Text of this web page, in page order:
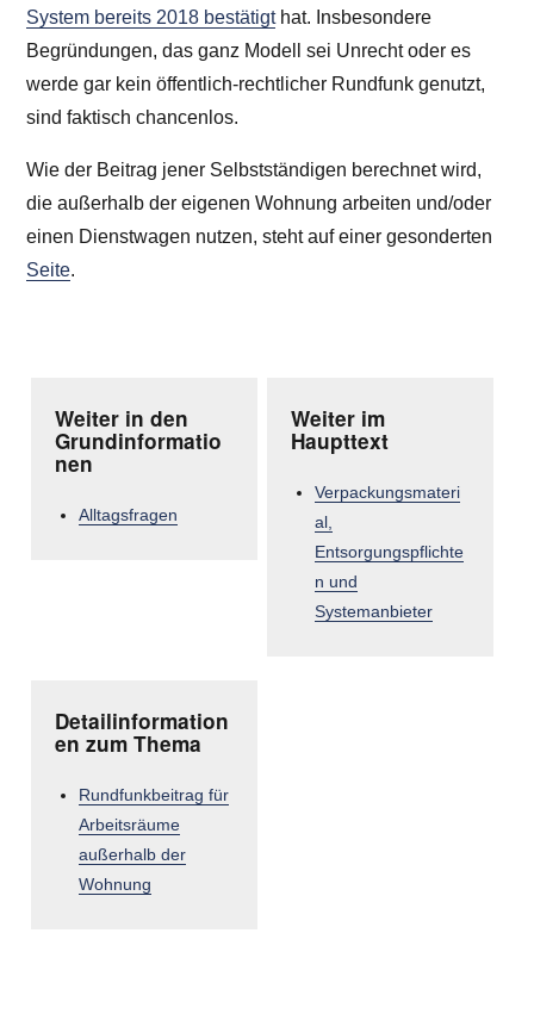
System bereits 2018 bestätigthat. Insbesondere
Begründungen, das ganz Modell sei Unrecht oder es
werde gar kein öffentlich-rechtlicher Rundfunk genutzt,
sind faktisch chancenlos.
Wie der Beitrag jener Selbstständigen berechnet wird,
die außerhalb der eigenen Wohnung arbeiten und/oder
einen Dienstwagen nutzen, steht auf einer gesonderten
Seite.
Weiter in den
Grundinformatio
nen
Alltagsfragen
Weiter im
Haupttext
Verpackungsmateri
al,
Entsorgungspflichte
n und
Systemanbieter
Detailinformation
en zum Thema
Rundfunkbeitrag für
Arbeitsräume
außerhalb der
Wohnung